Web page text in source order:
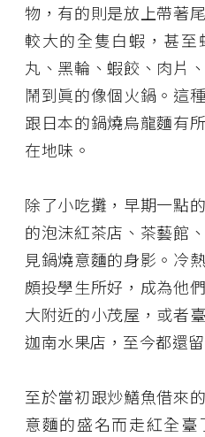
物，有的則是放上帶著
較大的全隻白蝦，甚
丸、黑輪、蝦餃、肉片
鬧到眞的像個火鍋。這
跟日本的鍋燒烏龍麵有
在地味。
除了小吃攤，早期一點
的泡沫紅茶店、茶藝館
見鍋燒意麵的身影。冷
頗投學生所好，成為他
大附近的小茂屋，或者
迦南水果店，至今都還
至於當初跟炒鱔魚借來
意麵的盛名而走紅全